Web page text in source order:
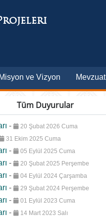
Misyon ve Vizyon Mevzuat
Tüm Duyurular
- 20 Şubat 2026 Cuma
31 Ekim 2025 Cuma
- 05 Eylül 2025 Cuma
- 20 Şubat 2025 Perşembe
- 04 Eylül 2024 Çarşamba
- 29 Şubat 2024 Perşembe
- 01 Eylül 2023 Cuma
- 14 Mart 2023 Salı